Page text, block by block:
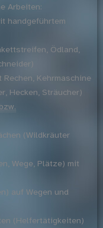
Arbeiten:
handgeführtem
Ödland,
Rechen, Kehrmaschine
Hecken, Sträucher)
bzw.
(Wildkräuter
Wege, Plätze) mit
auf Wegen und
(Helfertätigkeiten)